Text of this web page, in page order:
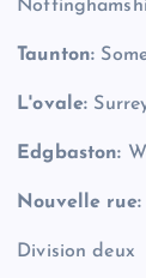
Taunton:
L'ovale:
Edgbaston:
Nouvelle rue:
Division deux